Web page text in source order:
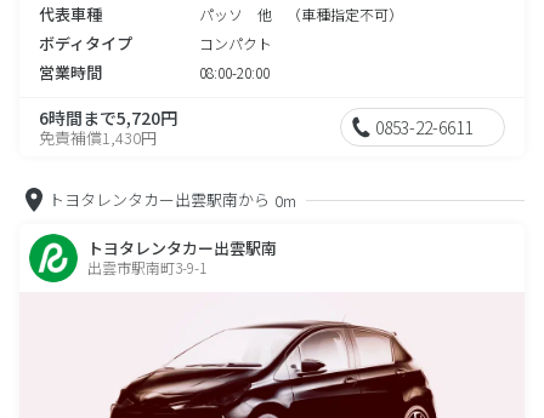
代表車種 パッソ 他 （車種指定不可）
ボディタイプ コンパクト
営業時間 08:00-20:00
6時間まで5,720円
免責補償1,430円 0853-22-6611
トヨタレンタカー出雲駅南から 0m
トヨタレンタカー出雲駅南
出雲市駅南町3-9-1